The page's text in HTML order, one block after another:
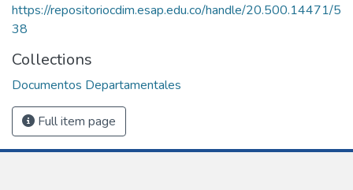
https://repositoriocdim.esap.edu.co/handle/20.500.14471/5
38
Collections
Documentos Departamentales
Full item page